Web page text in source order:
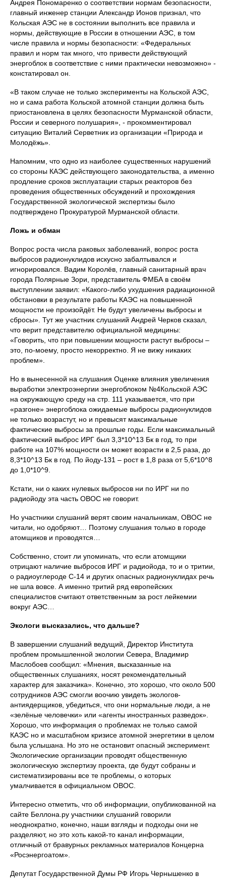
Андрея Пономаренко о соответствии нормам безопасности,
главный инженер станции Александр Ионов признал, что
Кольская АЭС не в состоянии выполнить все правила и
нормы, действующие в России в отношении АЭС, в том
числе правила и нормы безопасности: «Федеральных
правил и норм так много, что привести действующий
энергоблок в соответствие с ними практически невозможно» -
констатировал он.
«В таком случае не только эксперименты на Кольской АЭС,
но и сама работа Кольской атомной станции должна быть
приостановлена в целях безопасности Мурманской области,
России и северного полушария», - прокомментировал
ситуацию Виталий Серветник из организации «Природа и
Молодёжь».
Напомним, что одно из наиболее существенных нарушений
со стороны КАЭС действующего законодательства, а именно
продление сроков эксплуатации старых реакторов без
проведения общественных обсуждений и прохождения
Государственной экологической экспертизы было
подтверждено Прокуратурой Мурманской области.
Ложь и обман
Вопрос роста числа раковых заболеваний, вопрос роста
выбросов радионуклидов искусно забалтывался и
игнорировался. Вадим Королёв, главный санитарный врач
города Полярные Зори, представитель ФМБА в своём
выступлении заявил: «Какого-либо ухудшения радиационной
обстановки в результате работы КАЭС на повышенной
мощности не произойдёт. Не будут увеличены выбросы и
сбросы». Тут же участник слушаний Андрей Черков сказал,
что верит представителю официальной медицины:
«Говорить, что при повышении мощности растут выбросы –
это, по-моему, просто некорректно. Я не вижу никаких
проблем».
Но в вынесенной на слушания Оценке влияния увеличения
выработки электроэнергии энергоблоком №4Кольской АЭС
на окружающую среду на стр. 111 указывается, что при
«разгоне» энергоблока ожидаемые выбросы радионуклидов
не только возрастут, но и превысят максимальные
фактические выбросы за прошлые годы. Если максимальный
фактический выброс ИРГ был 3,3*10^13 Бк в год, то при
работе на 107% мощности он может возрасти в 2,5 раза, до
8,3*10^13 Бк в год. По йоду-131 – рост в 1,8 раза от 5,6*10^8
до 1,0*10^9.
Кстати, ни о каких нулевых выбросов ни по ИРГ ни по
радиойоду эта часть ОВОС не говорит.
Но участники слушаний верят своим начальникам, ОВОС не
читали, но одобряют… Поэтому слушания только в городе
атомщиков и проводятся…
Собственно, стоит ли упоминать, что если атомщики
отрицают наличие выбросов ИРГ и радиойода, то и о тритии,
о радиоуглероде С-14 и других опасных радионуклидах речь
не шла вовсе. А именно тритий ряд европейских
специалистов считают ответственным за рост лейкемии
вокруг АЭС…
Экологи высказались, что дальше?
В завершении слушаний ведущий, Директор Института
проблем промышленной экологии Севера, Владимир
Маслобоев сообщил: «Мнения, высказанные на
общественных слушаниях, носят рекомендательный
характер для заказчика». Конечно, это хорошо, что около 500
сотрудников АЭС смогли воочию увидеть экологов-
антиядерщиков, убедиться, что они нормальные люди, а не
«зелёные человечки» или «агенты иностранных разведок».
Хорошо, что информация о проблемах не только самой
КАЭС но и масштабном кризисе атомной энергетики в целом
была услышана. Но это не остановит опасный эксперимент.
Экологические организации проводят общественную
экологическую экспертизу проекта, где будут собраны и
систематизированы все те проблемы, о которых
умалчивается в официальном ОВОС.
Интересно отметить, что об информации, опубликованной на
сайте Беллона.ру участники слушаний говорили
неоднократно, конечно, наши взгляды и подходы они не
разделяют, но это хоть какой-то канал информации,
отличный от бравурных рекламных материалов Концерна
«Росэнергоатом».
Депутат Государственной Думы РФ Игорь Чернышенко в